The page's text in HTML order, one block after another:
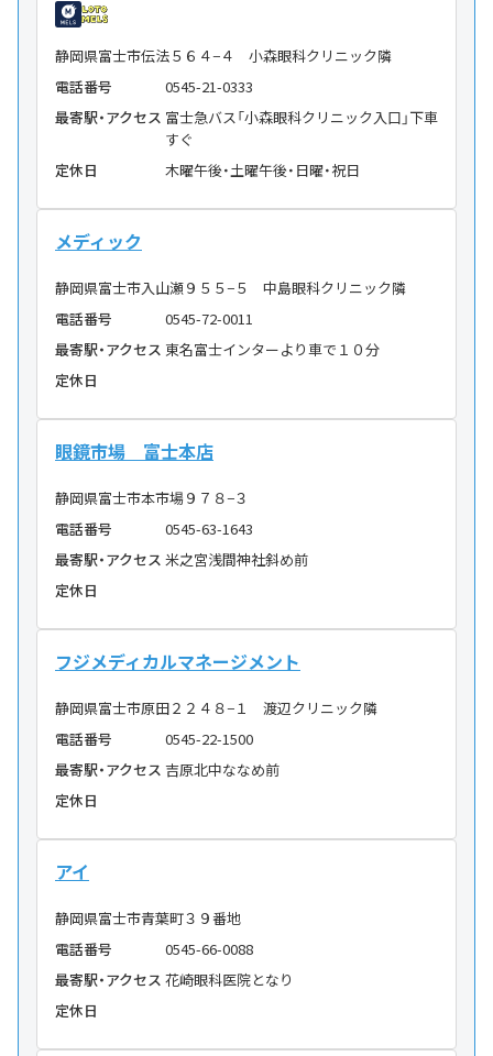
静岡県富士市伝法５６４−４ 小森眼科クリニック隣
電話番号
0545-21-0333
最寄駅・アクセス 富士急バス「小森眼科クリニック入口」下車
すぐ
定休日
木曜午後・土曜午後・日曜・祝日
メディック
静岡県富士市入山瀬９５５−５ 中島眼科クリニック隣
電話番号
0545-72-0011
最寄駅・アクセス 東名富士インターより車で１０分
定休日
眼鏡市場 富士本店
静岡県富士市本市場９７８−３
電話番号
0545-63-1643
最寄駅・アクセス 米之宮浅間神社斜め前
定休日
フジメディカルマネージメント
静岡県富士市原田２２４８−１ 渡辺クリニック隣
電話番号
0545-22-1500
最寄駅・アクセス 吉原北中ななめ前
定休日
アイ
静岡県富士市青葉町３９番地
電話番号
0545-66-0088
最寄駅・アクセス 花崎眼科医院となり
定休日